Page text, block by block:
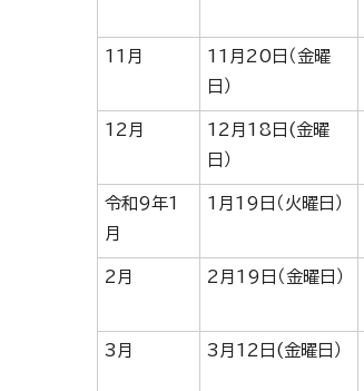
11月
11月20日（金曜
日）
12月
12月18日(金曜
日）
令和9年1
月
1月19日（火曜日）
2月 2月19日（金曜日）
3月 3月12日(金曜日）